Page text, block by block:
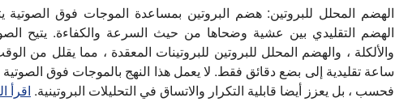
الهضم المحلل للبروتين: هضم البروتين بمساعدة الموجات فوق
الهضم التقليدي بين عشية وضحاها من حيث السرعة والكفاءة. يتيح
ساعة تقليدية إلى بضع دقائق فقط. لا يعمل هذا النهج بالموجات فوق
فحسب ، بل يعزز أيضا قابلية التكرار والاتساق في التحليلات البروتينية. اقرأ